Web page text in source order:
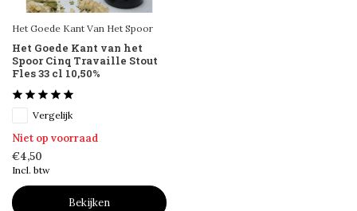
Het Goede Kant Van Het Spoor
Het Goede Kant van het
Spoor Cinq Travaille Stout
Fles 33 cl 10,50%
Vergelijk
Niet op voorraad
€4,50
Incl. btw
Bekijken